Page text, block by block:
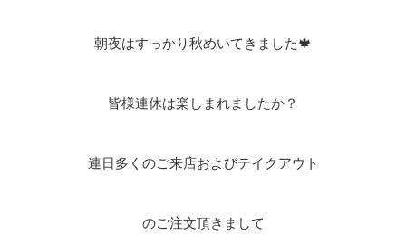
朝夜はすっかり秋めいてきました🍁
皆様連休は楽しまれましたか？
連日多くのご来店およびテイクアウト
のご注文頂きまして